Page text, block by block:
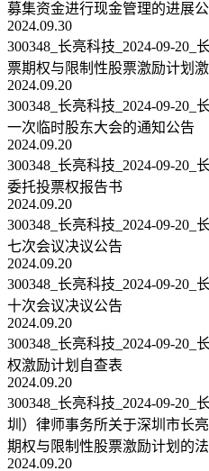
募集资金进行现金管理的进展
2024.09.30
300348_长亮科技_2024-09-20_
票期权与限制性股票激励计划
2024.09.20
300348_长亮科技_2024-09-20_
一次临时股东大会的通知公告
2024.09.20
300348_长亮科技_2024-09-
委托投票权报告书
2024.09.20
300348_长亮科技_2024-09-
七次会议决议公告
2024.09.20
300348_长亮科技_2024-09-
十次会议决议公告
2024.09.20
300348_长亮科技_2024-09-
权激励计划自查表
2024.09.20
300348_长亮科技_2024-09-20_
圳）律师事务所关于深圳市长
期权与限制性股票激励计划的
2024.09.20